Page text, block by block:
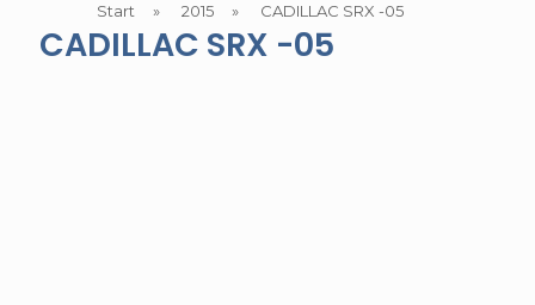
Start » 2015 » CADILLAC SRX -05
CADILLAC SRX -05